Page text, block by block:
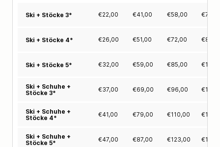
Ski + Stöcke 3* €22,00 €41,00 €58,00 €
Ski + Stöcke 4* €26,00 €51,00 €72,00 €
Ski + Stöcke 5* €32,00 €59,00 €85,00 €
Ski + Schuhe +
Stöcke 3*
€37,00 €69,00 €96,00 €
Ski + Schuhe +
Stöcke 4*
€41,00 €79,00 €110,00 €
Ski + Schuhe +
Stöcke 5*
€47,00 €87,00 €123,00 €